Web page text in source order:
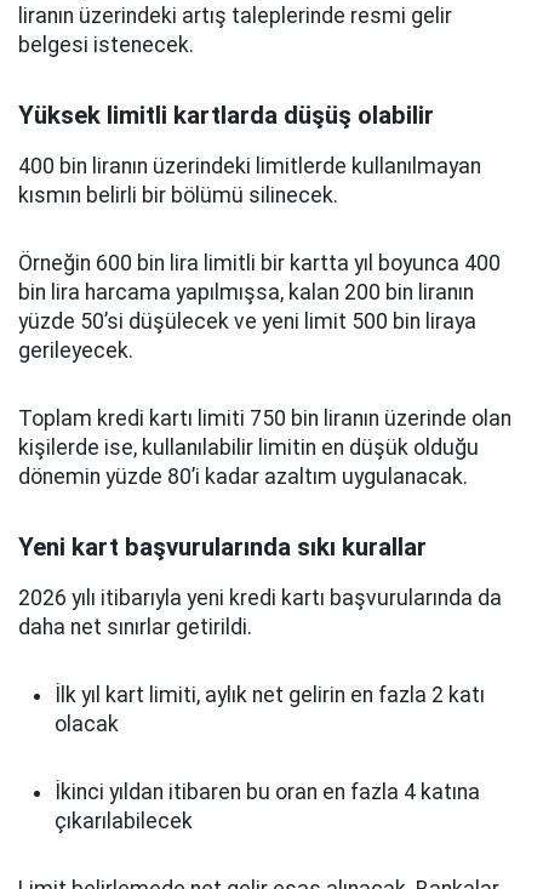
liranın üzerindeki artış taleplerinde resmi gelir
belgesi istenecek.
Yüksek limitli kartlarda düşüş olabilir
400 bin liranın üzerindeki limitlerde kullanılmayan
kısmın belirli bir bölümü silinecek.
Örneğin 600 bin lira limitli bir kartta yıl boyunca 400
bin lira harcama yapılmışsa, kalan 200 bin liranın
yüzde 50’si düşülecek ve yeni limit 500 bin liraya
gerileyecek.
Toplam kredi kartı limiti 750 bin liranın üzerinde olan
kişilerde ise, kullanılabilir limitin en düşük olduğu
dönemin yüzde 80’i kadar azaltım uygulanacak.
Yeni kart başvurularında sıkı kurallar
2026 yılı itibarıyla yeni kredi kartı başvurularında da
daha net sınırlar getirildi.
İlk yıl kart limiti, aylık net gelirin en fazla 2 katı
olacak
İkinci yıldan itibaren bu oran en fazla 4 katına
çıkarılabilecek